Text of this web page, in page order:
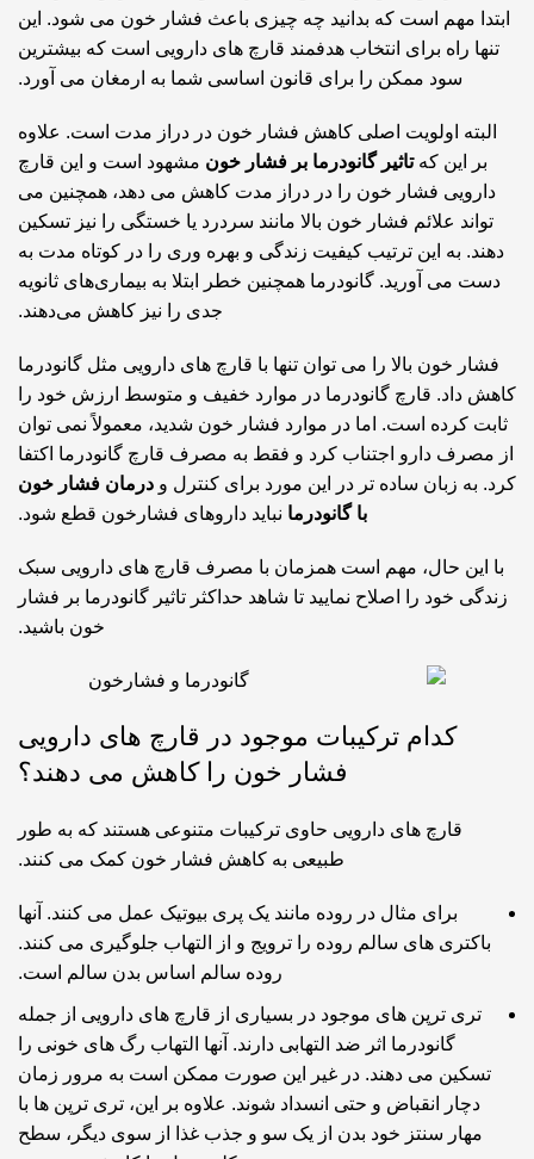
ابتدا مهم است که بدانید چه چیزی باعث فشار خون می شود. این
تنها راه برای انتخاب هدفمند قارچ های دارویی است که بیشترین
سود ممکن را برای قانون اساسی شما به ارمغان می آورد.
البته اولویت اصلی کاهش فشار خون در دراز مدت است. علاوه
بر این کهتاثیر گانودرما بر فشار خون مشهود است و این قارچ
دارویی فشار خون را در دراز مدت کاهش می دهد، همچنین می
تواند علائم فشار خون بالا مانند سردرد یا خستگی را نیز تسکین
دهند. به این ترتیب کیفیت زندگی و بهره وری را در کوتاه مدت به
دست می آورید. گانودرما همچنین خطر ابتلا به بیماری‌های ثانویه
جدی را نیز کاهش می‌دهند.
فشار خون بالا را می توان تنها با قارچ های دارویی مثل گانودرما
کاهش داد. قارچ گانودرما در موارد خفیف و متوسط ارزش خود را
ثابت کرده است. اما در موارد فشار خون شدید، معمولاً نمی توان
از مصرف دارو اجتناب کرد و فقط به مصرف قارچ گانودرما اکتفا
کرد. به زبان ساده تر در این مورد برای کنترل و درمان فشار خون
با گانودرما نباید داروهای فشارخون قطع شود.
با این حال، مهم است همزمان با مصرف قارچ های دارویی سبک
زندگی خود را اصلاح نمایید تا شاهد حداکثر تاثیر گانودرما بر فشار
خون باشید.
کدام ترکیبات موجود در قارچ های دارویی
فشار خون را کاهش می دهند؟
قارچ های دارویی حاوی ترکیبات متنوعی هستند که به طور
طبیعی به کاهش فشار خون کمک می کنند.
برای مثال در روده مانند یک پری بیوتیک عمل می کنند. آنها
باکتری های سالم روده را ترویج و از التهاب جلوگیری می کنند.
روده سالم اساس بدن سالم است.
تری ترپن های موجود در بسیاری از قارچ های دارویی از جمله
گانودرما اثر ضد التهابی دارند. آنها التهاب رگ های خونی را
تسکین می دهند. در غیر این صورت ممکن است به مرور زمان
دچار انقباض و حتی انسداد شوند. علاوه بر این، تری ترپن ها با
مهار سنتز خود بدن از یک سو و جذب غذا از سوی دیگر، سطح